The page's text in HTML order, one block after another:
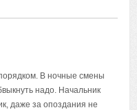
В ночные смены
надо. Начальник
даже за опоздания не